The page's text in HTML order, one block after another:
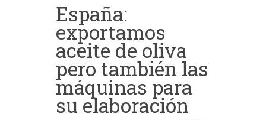
España:
exportamos
aceite de oliva
pero también las
máquinas para
su elaboración